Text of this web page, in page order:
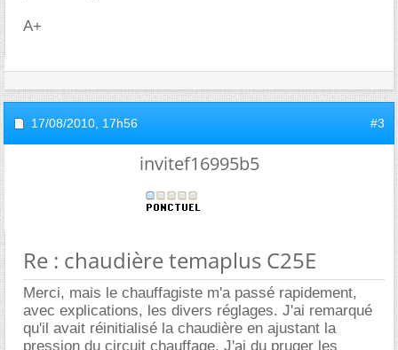
A+
17/08/2010, 17h56 #3
invitef16995b5
Re : chaudière temaplus C25E
Merci, mais le chauffagiste m'a passé rapidement,
avec explications, les divers réglages. J'ai remarqué
qu'il avait réinitialisé la chaudière en ajustant la
pression du circuit chauffage. J'ai du pruger les